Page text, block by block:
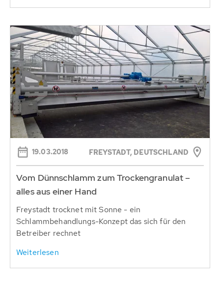
19.03.2018 FREYSTADT, DEUTSCHLAND
Vom Dünnschlamm zum Trockengranulat –
alles aus einer Hand
Freystadt trocknet mit Sonne - ein
Schlammbehandlungs-Konzept das sich für den
Betreiber rechnet
Weiterlesen